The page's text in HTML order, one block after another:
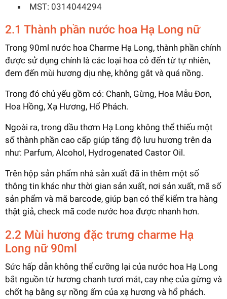
MST: 0314044294
2.1 Thành phần nước hoa Hạ Long nữ
Trong 90ml nước hoa Charme Hạ Long, thành phần chính
được sử dụng chính là các loại hoa cỏ đến từ tự nhiên,
đem đến mùi hương dịu nhẹ, không gắt và quá nồng.
Trong đó chủ yếu gồm có: Chanh, Gừng, Hoa Mẫu Đơn,
Hoa Hồng, Xạ Hương, Hổ Phách.
Ngoài ra, trong dầu thơm Hạ Long không thể thiếu một
số thành phần cao cấp giúp tăng độ lưu hương trên da
như: Parfum, Alcohol, Hydrogenated Castor Oil.
Trên hộp sản phẩm nhà sản xuất đã in thêm một số
thông tin khác như thời gian sản xuất, nơi sản xuất, mã số
sản phẩm và mã barcode, giúp bạn có thể kiểm tra hàng
thật giả, check mã code nước hoa được nhanh hơn.
2.2 Mùi hương đặc trưng charme Hạ
Long nữ 90ml
Sức hấp dẫn không thể cưỡng lại của nước hoa Hạ Long
bắt nguồn từ hương chanh tươi mát, cay nhẹ của gừng và
chốt hạ bằng sự nồng ấm của xạ hương và hổ phách.